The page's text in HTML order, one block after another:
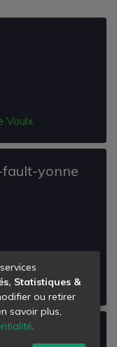
Voulx
fault-yonne
Statistiques &
ou retirer
savoir plus,
.